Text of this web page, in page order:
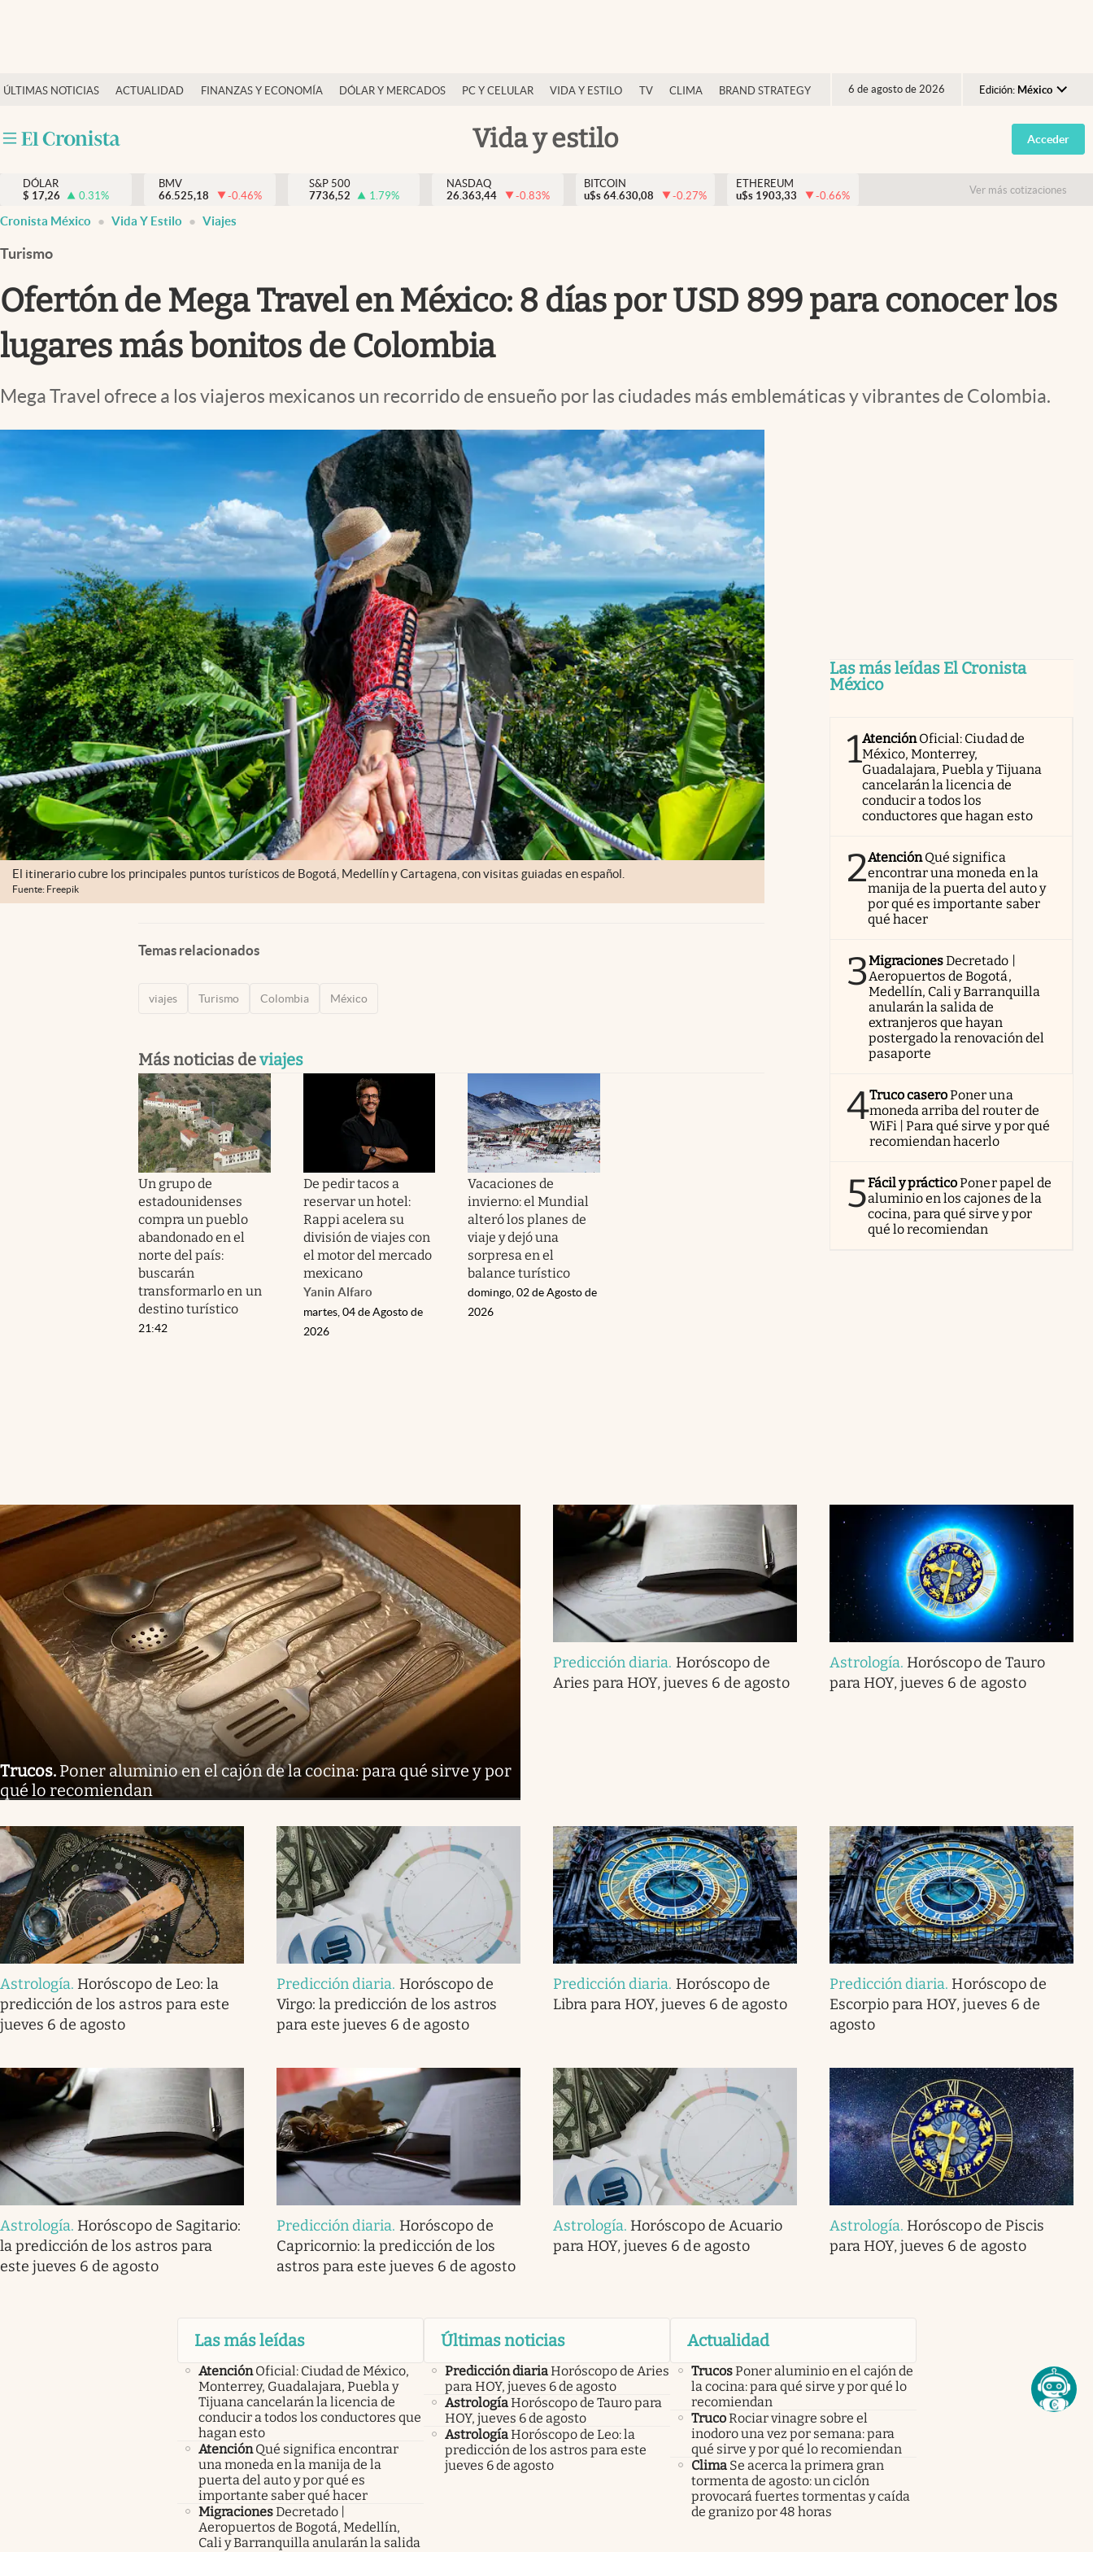
ÚLTIMAS NOTICIAS ACTUALIDAD FINANZAS Y ECONOMÍA DÓLAR Y MERCADOS PC Y CELULAR VIDA Y ESTILO TV CLIMA BRAND STRATEGY 6 de agosto de 2026 Edición: México
Argentina
España
USA
Vida y estilo
Actualidad
Internacionales
Opinión
Brand Strategy
Vida y estilo
Tv
Espiritualidad
Acceder
DÓLAR
$ 17,26 0.31%
BMV
66.525,18
-0.46%
S&P 500
7736,52
1.79%
NASDAQ
26.363,44
-0.83%
BITCOIN
u$s 64.630,08 -0.27%
ETHEREUM
u$s 1903,33 -0.66% Ver más cotizaciones
Cronista México Vida Y Estilo Viajes
Turismo
Ofertón de Mega Travel en México: 8 días por USD 899 para conocer los
lugares más bonitos de Colombia
Mega Travel ofrece a los viajeros mexicanos un recorrido de ensueño por las ciudades más emblemáticas y vibrantes de Colombia.
El itinerario cubre los principales puntos turísticos de Bogotá, Medellín y Cartagena, con visitas guiadas en español.
Fuente: Freepik
Temas relacionados
viajes Turismo Colombia México
Más noticias deviajes
Un grupo de
estadounidenses
compra un pueblo
abandonado en el
norte del país:
buscarán
transformarlo en un
destino turístico
21:42
De pedir tacos a
reservar un hotel:
Rappi acelera su
división de viajes con
el motor del mercado
mexicano
Yanin Alfaro
martes, 04 de Agosto de
2026
Vacaciones de
invierno: el Mundial
alteró los planes de
viaje y dejó una
sorpresa en el
balance turístico
domingo, 02 de Agosto de
2026
Las más leídas El Cronista
México
1AtenciónOficial: Ciudad de
México, Monterrey,
Guadalajara, Puebla y Tijuana
cancelarán la licencia de
conducir a todos los
conductores que hagan esto
2AtenciónQué significa
encontrar una moneda en la
manija de la puerta del auto y
por qué es importante saber
qué hacer
3MigracionesDecretado |
Aeropuertos de Bogotá,
Medellín, Cali y Barranquilla
anularán la salida de
extranjeros que hayan
postergado la renovación del
pasaporte
4Truco caseroPoner una
moneda arriba del router de
WiFi | Para qué sirve y por qué
recomiendan hacerlo
5Fácil y prácticoPoner papel de
aluminio en los cajones de la
cocina, para qué sirve y por
qué lo recomiendan
Trucos. Poner aluminio en el cajón de la cocina: para qué sirve y por
qué lo recomiendan
Predicción diaria. Horóscopo de
Aries para HOY, jueves 6 de agosto
Astrología. Horóscopo de Tauro
para HOY, jueves 6 de agosto
Astrología. Horóscopo de Leo: la
predicción de los astros para este
jueves 6 de agosto
Predicción diaria. Horóscopo de
Virgo: la predicción de los astros
para este jueves 6 de agosto
Predicción diaria. Horóscopo de
Libra para HOY, jueves 6 de agosto
Predicción diaria. Horóscopo de
Escorpio para HOY, jueves 6 de
agosto
Astrología. Horóscopo de Sagitario:
la predicción de los astros para
este jueves 6 de agosto
Predicción diaria. Horóscopo de
Capricornio: la predicción de los
astros para este jueves 6 de agosto
Astrología. Horóscopo de Acuario
para HOY, jueves 6 de agosto
Astrología. Horóscopo de Piscis
para HOY, jueves 6 de agosto
Las más leídas
Atención Oficial: Ciudad de México,
Monterrey, Guadalajara, Puebla y
Tijuana cancelarán la licencia de
conducir a todos los conductores que
hagan esto
Atención Qué significa encontrar
una moneda en la manija de la
puerta del auto y por qué es
importante saber qué hacer
MigracionesDecretado |
Aeropuertos de Bogotá, Medellín,
Cali y Barranquilla anularán la salida
Últimas noticias
Predicción diariaHoróscopo de Aries
para HOY, jueves 6 de agosto
AstrologíaHoróscopo de Tauro para
HOY, jueves 6 de agosto
AstrologíaHoróscopo de Leo: la
predicción de los astros para este
jueves 6 de agosto
Actualidad
TrucosPoner aluminio en el cajón de
la cocina: para qué sirve y por qué lo
recomiendan
TrucoRociar vinagre sobre el
inodoro una vez por semana: para
qué sirve y por qué lo recomiendan
Clima Se acerca la primera gran
tormenta de agosto: un ciclón
provocará fuertes tormentas y caída
de granizo por 48 horas